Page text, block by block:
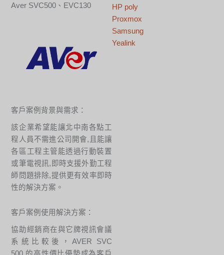
Aver SVC500、EVC130
客戶案例背景與需求：
該企業希望能讓北中南各點工
程人員不需進公司開會,且能讓
各區工程主管能透過行動裝置
或筆電視訊,即時支援外勤工程
師問題排除,提供更有效率即時
性的解決方案。
客戶案例使用解決方案：
協助經銷商在與它牌視訊會議
系統比較後，AVER SVC
HP poly
Proxmox
Samsung
Yealink